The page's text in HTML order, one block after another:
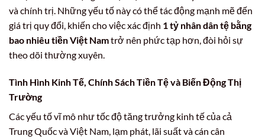
và chính trị. Những yếu tố này có thể tác động mạnh mẽ đến
giá trị quy đổi, khiến cho việc xác định 1 tỷ nhân dân tệ bằng
bao nhiêu tiền Việt Namtrở nên phức tạp hơn, đòi hỏi sự
theo dõi thường xuyên.
Tình Hình Kinh Tế, Chính Sách Tiền Tệ và Biến Động Thị
Trường
Các yếu tố vĩ mô như tốc độ tăng trưởng kinh tế của cả
Trung Quốc và Việt Nam, lạm phát, lãi suất và cán cân